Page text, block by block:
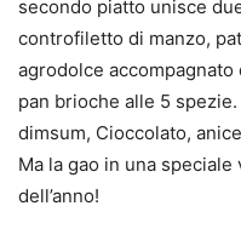
secondo piatto unisce
controfiletto di manzo,
agrodolce
pan brioche alle 5
dimsum, Cioccolato,
Ma la gao in una speciale
dell’anno!